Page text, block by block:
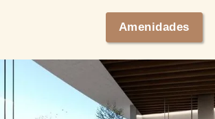
Amenidades